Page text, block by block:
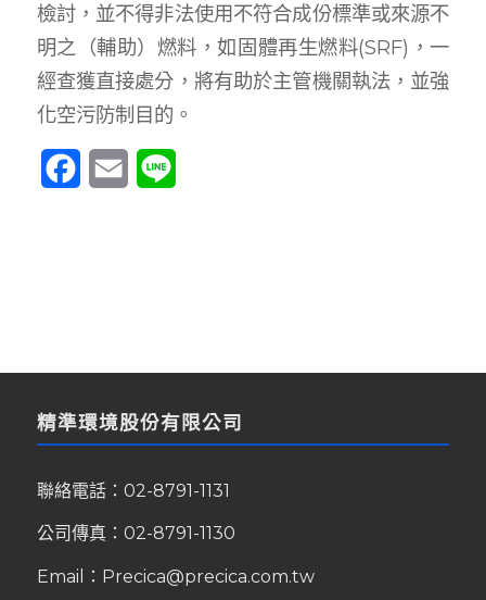
檢討，並不得非法使用不符合成份標準或來源不
明之（輔助）燃料，如固體再生燃料(SRF)，一
經查獲直接處分，將有助於主管機關執法，並強
化空污防制目的。
Facebook
Email
精準環境股份有限公司
聯絡電話： 02-8791-1131
公司傳真：02-8791-1130
Email： Precica@precica.com.tw